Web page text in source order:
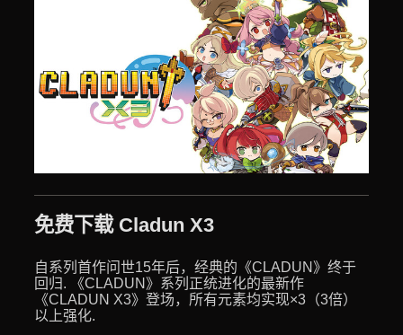
免费下载 Cladun X3
自系列首作问世15年后，经典的《CLADUN》终于
回归. 《CLADUN》系列正统进化的最新作
《CLADUN X3》登场，所有元素均实现×3（3倍）
以上强化.